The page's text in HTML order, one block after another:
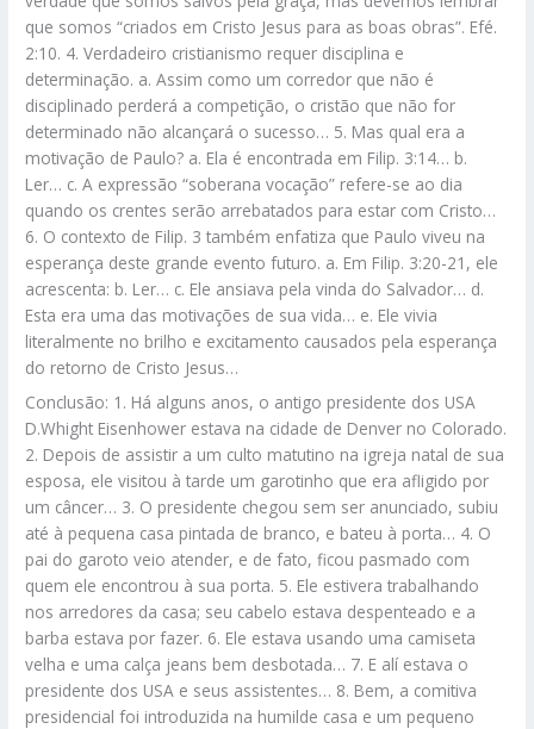
que somos “criados em Cristo Jesus para as boas obras”. Efé.
2:10. 4. Verdadeiro cristianismo requer disciplina e
determinação. a. Assim como um corredor que não é
disciplinado perderá a competição, o cristão que não for
determinado não alcançará o sucesso… 5. Mas qual era a
motivação de Paulo? a. Ela é encontrada em Filip. 3:14… b.
Ler… c. A expressão “soberana vocação” refere-se ao dia
quando os crentes serão arrebatados para estar com Cristo…
6. O contexto de Filip. 3 também enfatiza que Paulo viveu na
esperança deste grande evento futuro. a. Em Filip. 3:20-21, ele
acrescenta: b. Ler… c. Ele ansiava pela vinda do Salvador… d.
Esta era uma das motivações de sua vida… e. Ele vivia
literalmente no brilho e excitamento causados pela esperança
do retorno de Cristo Jesus…
Conclusão: 1. Há alguns anos, o antigo presidente dos USA
D.Whight Eisenhower estava na cidade de Denver no Colorado.
2. Depois de assistir a um culto matutino na igreja natal de sua
esposa, ele visitou à tarde um garotinho que era afligido por
um câncer… 3. O presidente chegou sem ser anunciado, subiu
até à pequena casa pintada de branco, e bateu à porta… 4. O
pai do garoto veio atender, e de fato, ficou pasmado com
quem ele encontrou à sua porta. 5. Ele estivera trabalhando
nos arredores da casa; seu cabelo estava despenteado e a
barba estava por fazer. 6. Ele estava usando uma camiseta
velha e uma calça jeans bem desbotada… 7. E alí estava o
presidente dos USA e seus assistentes… 8. Bem, a comitiva
presidencial foi introduzida na humilde casa e um pequeno